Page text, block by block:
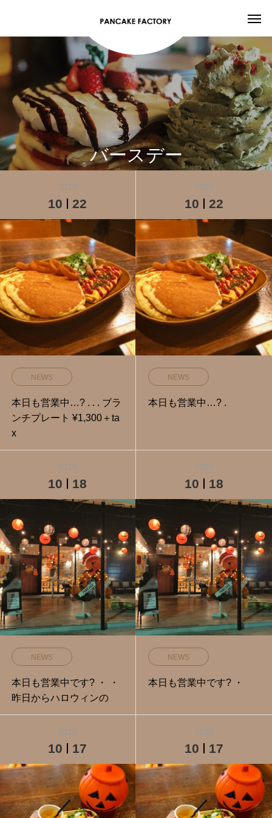
バースデー
2018
10 22
NEWS
本日も営業中…? . . . ブラ
ンチプレート ¥1,300＋ta
x
2018
10 22
NEWS
本日も営業中…? .
2018
10 18
NEWS
本日も営業中です️? ・ ・
昨日からハロウィンの
2018
10 18
NEWS
本日も営業中です️? ・
2018
10 17
2018
10 17